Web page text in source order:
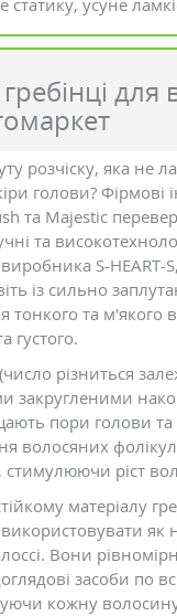
статику, усуне
для
розчіску, яка не
голови? Фірмові
та Majestic
та
S-HEART-
із сильно
тонкого та м'якого
густого.
різниться
закругленими
пори голови
волосяних
ріст
матеріалу
як
Вони
засоби по
кожну